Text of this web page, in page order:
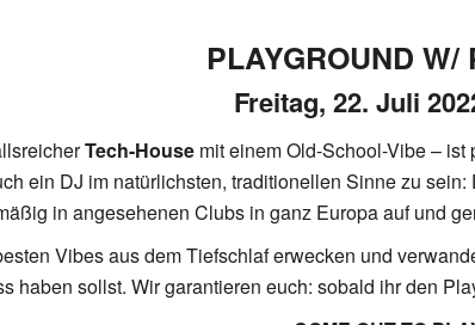
PLAYGROUND W/
Freitag, 22. Juli
Tech-House mit einem Old-School-Vibe –
ein DJ im natürlichsten, traditionellen Sinne zu
in angesehenen Clubs in ganz Europa auf und
Vibes aus dem Tiefschlaf erwecken und
haben sollst. Wir garantieren euch: sobald ihr den